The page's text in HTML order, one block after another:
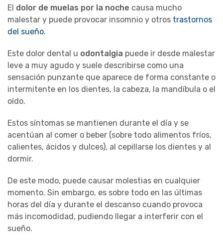
El dolor de muelas por la noche causa mucho
malestar y puede provocar insomnio y otros trastornos
del sueño.
Este dolor dental u odontalgia puede ir desde malestar
leve a muy agudo y suele describirse como una
sensación punzante que aparece de forma constante o
intermitente en los dientes, la cabeza, la mandíbula o el
oído.
Estos síntomas se mantienen durante el día y se
acentúan al comer o beber (sobre todo alimentos fríos,
calientes, ácidos y dulces), al cepillarse los dientes y al
dormir.
De este modo, puede causar molestias en cualquier
momento. Sin embargo, es sobre todo en las últimas
horas del día y durante el descanso cuando provoca
más incomodidad, pudiendo llegar a interferir con el
sueño.